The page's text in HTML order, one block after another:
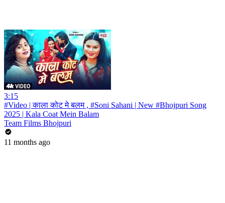
3:15
#Video | काला कोट मे बलम , #Soni Sahani | New #Bhojpuri Song
2025 | Kala Coat Mein Balam
Team Films Bhojpuri
11 months ago